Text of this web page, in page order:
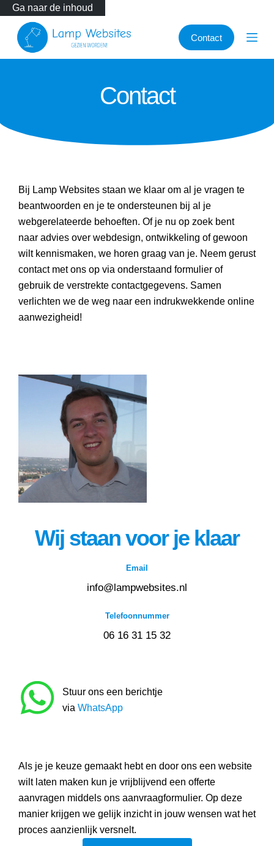
Ga naar de inhoud
Contact
Contact
Bij Lamp Websites staan we klaar om al je vragen te
beantwoorden en je te ondersteunen bij al je
webgerelateerde behoeften. Of je nu op zoek bent
naar advies over webdesign, ontwikkeling of gewoon
wilt kennismaken, we horen graag van je. Neem gerust
contact met ons op via onderstaand formulier of
gebruik de verstrekte contactgegevens. Samen
verlichten we de weg naar een indrukwekkende online
aanwezigheid!
Wij staan voor je klaar
Email
info@lampwebsites.nl
Telefoonnummer
06 16 31 15 32
Stuur ons een berichtje
via WhatsApp
Als je je keuze gemaakt hebt en door ons een website
wilt laten maken kun je vrijblijvend een offerte
aanvragen middels ons aanvraagformulier. Op deze
manier krijgen we gelijk inzicht in jouw wensen wat het
proces aanzienlijk versnelt.